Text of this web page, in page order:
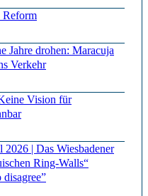
Reform
Jahre drohen: Maracuja
Verkehr
Vision für
| Das Wiesbadener
Ring-Walls“
disagree”